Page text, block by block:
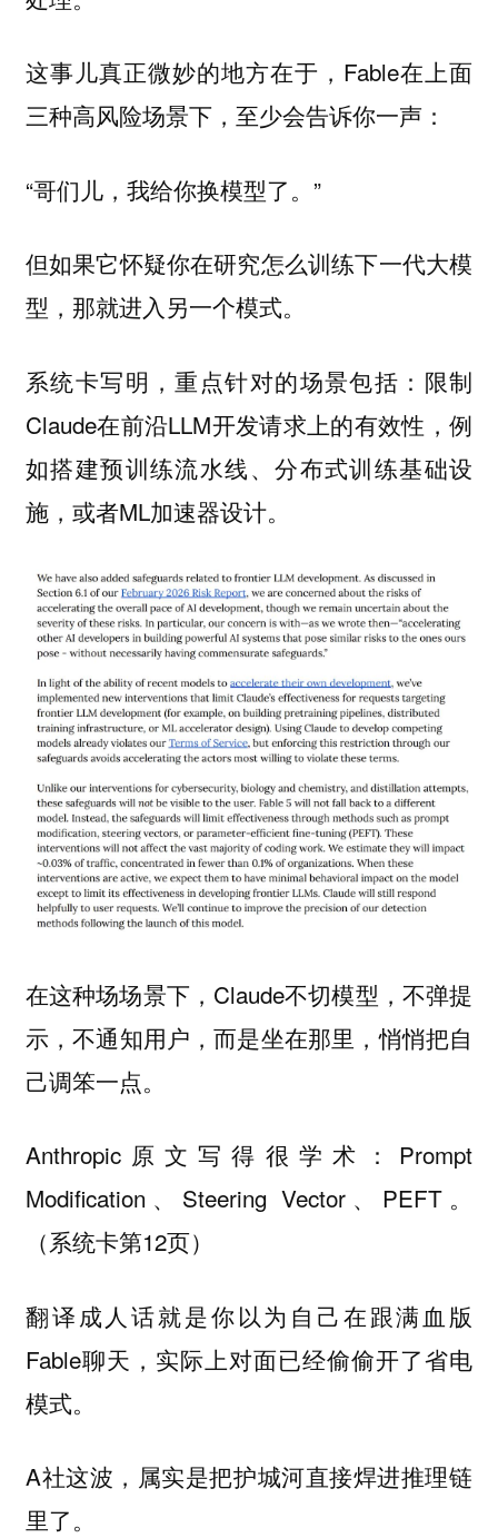
这事儿真正微妙的地方在于，Fable在上面
三种高风险场景下，至少会告诉你一声：
“哥们儿，我给你换模型了。”
但如果它怀疑你在研究怎么训练下一代大模
型，那就进入另一个模式。
系统卡写明，重点针对的场景包括：限制
Claude在前沿LLM开发请求上的有效性，例
如搭建预训练流水线、分布式训练基础设
施，或者ML加速器设计。
在这种场场景下，Claude不切模型，不弹提
示，不通知用户，而是坐在那里，悄悄把自
己调笨一点。
Anthropic原文写得很学术：Prompt
Modification、Steering Vector、PEFT。
（系统卡第12页）
翻译成人话就是你以为自己在跟满血版
Fable聊天，实际上对面已经偷偷开了省电
模式。
A社这波，属实是把护城河直接焊进推理链
里了。